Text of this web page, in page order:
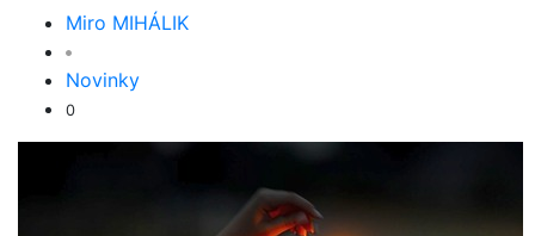
Miro MIHÁLIK
Novinky
0